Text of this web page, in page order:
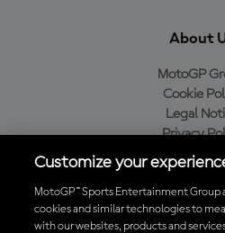
About
MotoGP
Cookie
Legal
Privacy
Purchase
Baixe o aplicativo
Customize your
MotoGP™ Sports Entertainment Group
cookies and similar technologies to
with our websites, products and